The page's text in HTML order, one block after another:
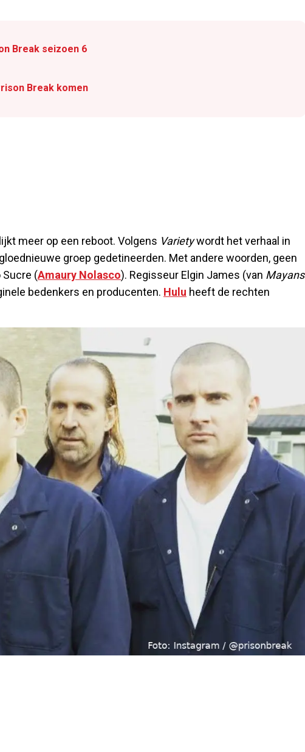
Break seizoen 6
Break komen
meer op een reboot. Volgens Varietywordt het verhaal in
groep gedetineerden. Met andere woorden, geen
Sucre (Amaury Nolasco). Regisseur Elgin James (van Mayans
bedenkers en producenten. Hulu heeft de rechten